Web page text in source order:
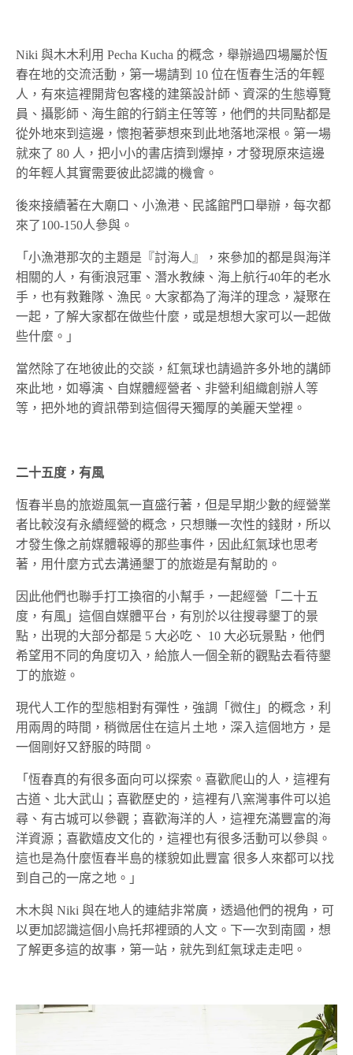
Niki 與木木利用 Pecha Kucha 的概念，舉辦過四場屬於恆
春在地的交流活動，第一場請到 10 位在恆春生活的年輕
人，有來這裡開背包客棧的建築設計師、資深的生態導覽
員、攝影師、海生館的行銷主任等等，他們的共同點都是
從外地來到這邊，懷抱著夢想來到此地落地深根。第一場
就來了 80 人，把小小的書店擠到爆掉，才發現原來這邊
的年輕人其實需要彼此認識的機會。
後來接續著在大廟口、小漁港、民謠館門口舉辦，每次都
來了100-150人參與。
「小漁港那次的主題是『討海人』，來參加的都是與海洋
相關的人，有衝浪冠軍、潛水教練、海上航行40年的老水
手，也有救難隊、漁民。大家都為了海洋的理念，凝聚在
一起，了解大家都在做些什麼，或是想想大家可以一起做
些什麼。」
當然除了在地彼此的交談，紅氣球也請過許多外地的講師
來此地，如導演、自媒體經營者、非營利組織創辦人等
等，把外地的資訊帶到這個得天獨厚的美麗天堂裡。
二十五度，有風
恆春半島的旅遊風氣一直盛行著，但是早期少數的經營業
者比較沒有永續經營的概念，只想賺一次性的錢財，所以
才發生像之前媒體報導的那些事件，因此紅氣球也思考
著，用什麼方式去溝通墾丁的旅遊是有幫助的。
因此他們也聯手打工換宿的小幫手，一起經營「二十五
度，有風」這個自媒體平台，有別於以往搜尋墾丁的景
點，出現的大部分都是 5 大必吃、 10 大必玩景點，他們
希望用不同的角度切入，給旅人一個全新的觀點去看待墾
丁的旅遊。
現代人工作的型態相對有彈性，強調「微住」的概念，利
用兩周的時間，稍微居住在這片土地，深入這個地方，是
一個剛好又舒服的時間。
「恆春真的有很多面向可以探索。喜歡爬山的人，這裡有
古道、北大武山；喜歡歷史的，這裡有八窯灣事件可以追
尋、有古城可以參觀；喜歡海洋的人，這裡充滿豐富的海
洋資源；喜歡嬉皮文化的，這裡也有很多活動可以參與。
這也是為什麼恆春半島的樣貌如此豐富 很多人來都可以找
到自己的一席之地。」
木木與 Niki 與在地人的連結非常廣，透過他們的視角，可
以更加認識這個小烏托邦裡頭的人文。下一次到南國，想
了解更多這的故事，第一站，就先到紅氣球走走吧。